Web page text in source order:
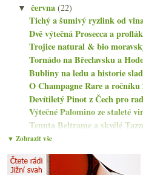
▼června(22)
Tichý a šumivý ryzlink od
Dvě výtečná Prosecca a
Trojice natural & bio
Tornádo na Břeclavsku a
Bubliny na ledu a historie
O Champagne Rare a ročníku
Devítiletý Pinot z Čech pro
Výtečné Palomino ze staleté
Tenuta Beltrame a skvělé
Něco se děje tam kde šumí Cava
Chutné Prosecco a naturální
Výtečný Pinot Noir z Rheingau
▼ Zobrazit vše